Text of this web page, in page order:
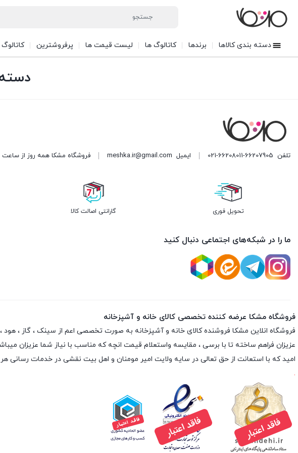
دسته بندی کالاها برندها کاتالوگ ها لیست قیمت ها پرفروشترین
تلفن 021-66208011-66207905 ایمیل meshka.ir@gmail.com فروشگاه مشکا همه روز از ساعت 9 الی 18 پاسخگوی شما عزیزان میباشد
تحویل فوری گارانتی اصالت کالا
ما را در شبکه‌های اجتماعی دنبال کنید
فروشگاه مشکا عرضه کننده تخصصی کالای خانه و آشپزخانه
فروشگاه انلاین مشکا فروشنده کالای خانه و آشپزخانه به صورت تخصصی اعم از سینک ، گاز ، هود ،
عزیزان فراهم ساخته تا با برسی ، مقایسه واستعلام قیمت انچه که مناسب با نیاز شما عزیزان
امید که با استعانت از حق تعالی در سایه ولایت امیر مومنان و اهل بیت نقشی در خدمات
.